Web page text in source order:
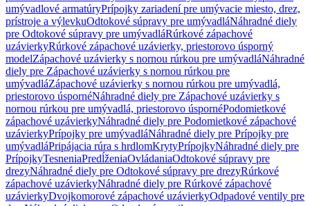
umývadlové armatúryPrípojky zariadení pre umývacie miesto, drez,
prístroje a výlevkuOdtokové súpravy pre umývadláNáhradné diely
pre Odtokové súpravy pre umývadláRúrkové zápachové
uzávierkyRúrkové zápachové uzávierky, priestorovo úsporný
modelZápachové uzávierky s nornou rúrkou pre umývadláNáhradné
diely pre Zápachové uzávierky s nornou rúrkou pre
umývadláZápachové uzávierky s nornou rúrkou pre umývadlá,
priestorovo úspornéNáhradné diely pre Zápachové uzávierky s
nornou rúrkou pre umývadlá, priestorovo úspornéPodomietkové
zápachové uzávierkyNáhradné diely pre Podomietkové zápachové
uzávierkyPrípojky pre umývadláNáhradné diely pre Prípojky pre
umývadláPripájacia rúra s hrdlomKrytyPrípojkyNáhradné diely pre
PrípojkyTesneniaPredĺženiaOvládaniaOdtokové súpravy pre
drezyNáhradné diely pre Odtokové súpravy pre drezyRúrkové
zápachové uzávierkyNáhradné diely pre Rúrkové zápachové
uzávierkyDvojkomorové zápachové uzávierkyOdpadové ventily pre